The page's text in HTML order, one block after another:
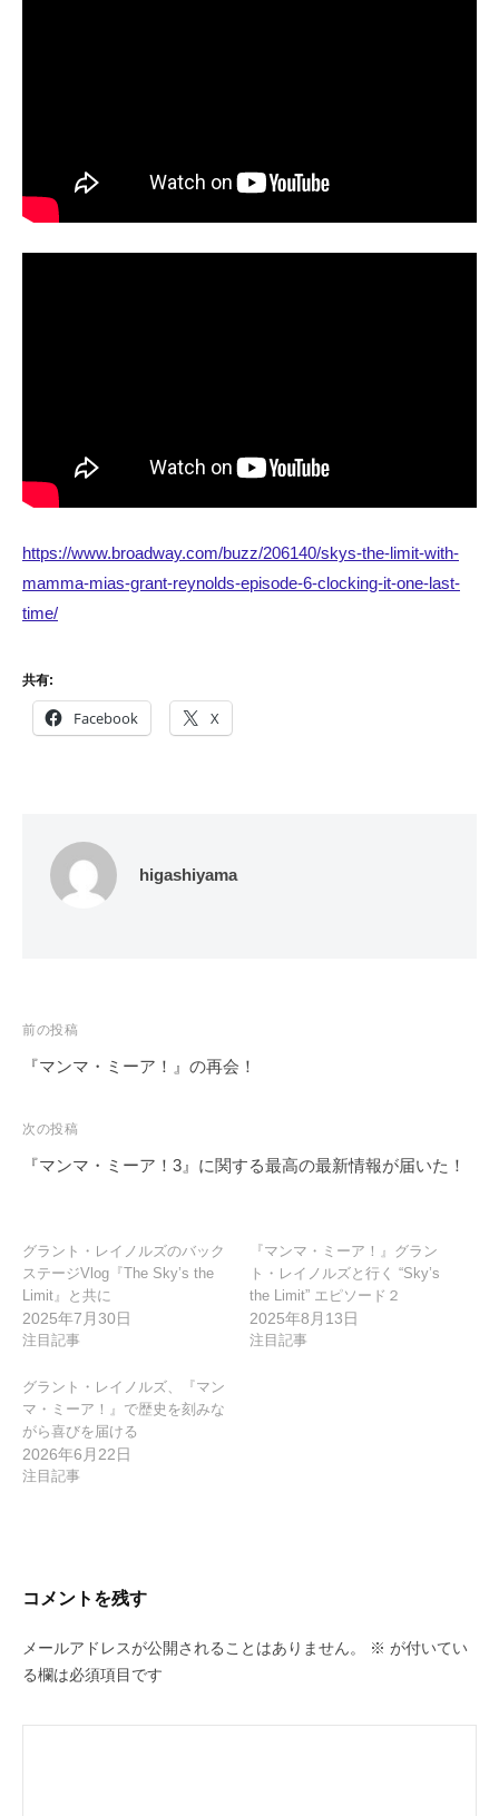
https://www.broadway.com/buzz/206140/skys-the-limit-with-
mamma-mias-grant-reynolds-episode-6-clocking-it-one-last-
time/
共有:
Facebook X
higashiyama
投
稿
ビ
ゲ
ョ
ン
前の投稿
『マンマ・ミーア！』の再会！
次の投稿
『マンマ・ミーア！3』に関する最高の最新情報が届いた！
グラント・レイノルズのバック
ステージVlog『The Sky’s the
Limit』と共に
2025年7月30日
注目記事
『マンマ・ミーア！』グラン
ト・レイノルズと行く “Sky’s
the Limit” エピソード２
2025年8月13日
注目記事
グラント・レイノルズ、『マン
マ・ミーア！』で歴史を刻みな
がら喜びを届ける
2026年6月22日
注目記事
コメントを残す
メールアドレスが公開されることはありません。 ※ が付いてい
る欄は必須項目です